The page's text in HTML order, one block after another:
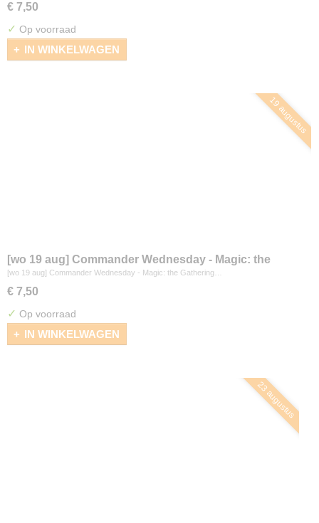
€ 7,50
✓ Op voorraad
IN WINKELWAGEN
19 augustus
[wo 19 aug] Commander Wednesday - Magic: the
Gathering
[wo 19 aug] Commander Wednesday - Magic: the Gathering…
€ 7,50
✓ Op voorraad
IN WINKELWAGEN
23 augustus